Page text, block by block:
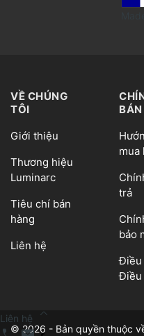
VỀ CHÚNG
TÔI
Giới thiệu
Thương hiệu
Luminarc
Tiêu chí bán
hàng
Liên hệ
mua
trả
bảo
Điều
Điều
© 2026 - Bản quyền thuộc
Liên hệ
keyboard_arrow_up